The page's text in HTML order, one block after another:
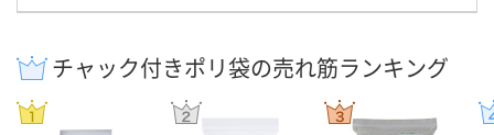
チャック付きポリ袋の売れ筋ランキング